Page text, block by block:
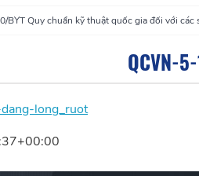
BYT Quy chuẩn kỹ thuật quốc gia đối với các
QCVN-
long_ruot